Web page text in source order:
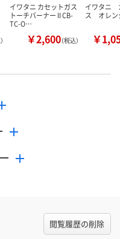
イワタニ カセットガス
トーチバーナー II CB-
TC-O…
￥2,600（税込）
イワタニ
ス オレン
￥
閲覧履歴の削除